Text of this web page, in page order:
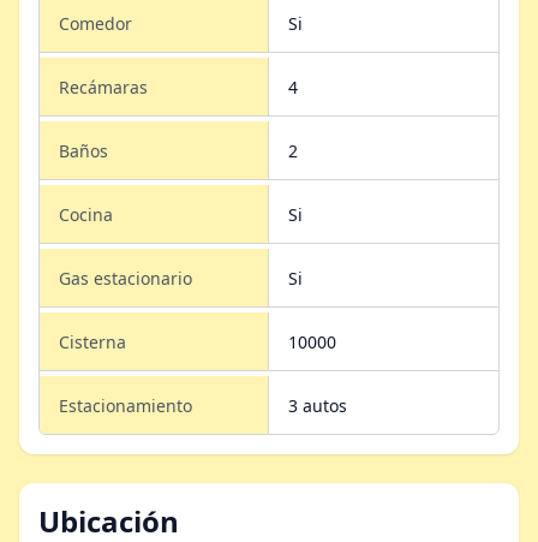
Comedor Si
Recámaras 4
Baños 2
Cocina Si
Gas estacionario Si
Cisterna 10000
Estacionamiento 3 autos
Ubicación